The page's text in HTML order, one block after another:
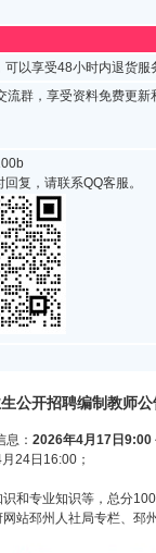
以享受48小时内退货服
流群，享受资料免费更新
复，请联系QQ客服。
公开招聘编制教师
： 2026年4月17日9:00
24日16:00；
和专业知识等，总分
站邳州人社局专栏、邳